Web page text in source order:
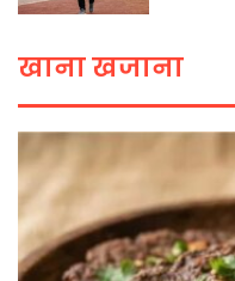
खाना खजाना